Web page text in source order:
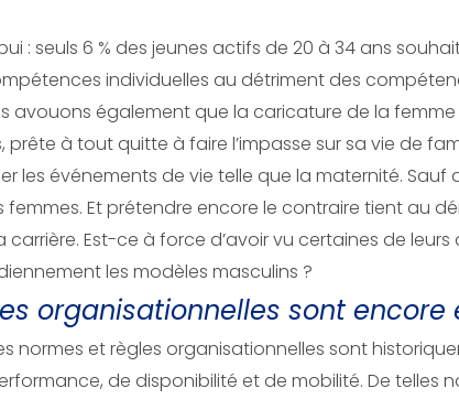
: seuls 6 % des jeunes actifs de 20 à 34 ans
individuelles au détriment des
avouons également que la caricature de la
prête à tout quitte à faire l’impasse sur sa vie de
les événements de vie telle que la maternité.
femmes. Et prétendre encore le contraire tient au
carrière. Est-ce à force d’avoir vu certaines de
les modèles masculins ?
organisationnelles sont
normes et règles organisationnelles sont
de disponibilité et de mobilité. De telles